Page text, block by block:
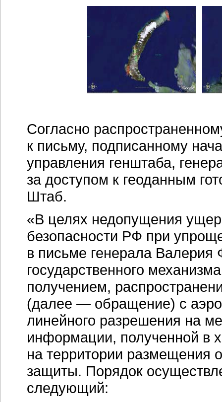
Согласно
к письму, подписанному
управления генштаба,
за доступом к геоданным
Штаб.
«В целях недопущения
безопасности РФ при
в письме генерала
государственного
получением,
(далее — обращение) с
линейного разрешения на
информации, полученной в
на территории размещения
защиты. Порядок
следующий: